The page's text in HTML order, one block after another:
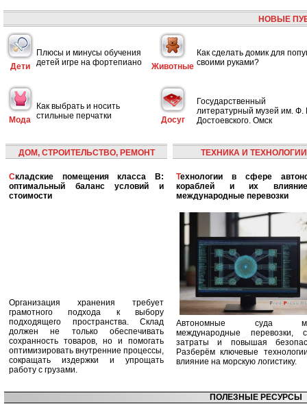
НОВЫЕ
Дети
Плюсы и минусы обучения
детей игре на фортепиано
Животные
Как сделать домик для
своими руками?
Мода
Как выбрать и носить
стильные перчатки
Досуг
Государственный
литературный музей им. Ф.
Достоевского. Омск
ДОМ, СТРОИТЕЛЬСТВО, РЕМОНТ
Складские помещения класса B:
оптимальный баланс условий и
стоимости
Организация хранения требует
грамотного подхода к выбору
подходящего пространства. Склад
должен не только обеспечивать
сохранность товаров, но и помогать
оптимизировать внутренние процессы,
сокращать издержки и упрощать
работу с грузами.
ТЕХНИКА И ТЕХНОЛОГИИ
Технологии в сфере автономных
кораблей и их
международные перевозки
Автономные суда
международные перевозки,
затраты и повышая
Разберём ключевые
влияние на морскую логистику.
ПОЛЕЗНЫЕ РЕСУРСЫ